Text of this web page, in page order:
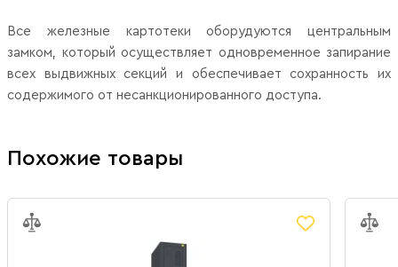
Все железные картотеки оборудуются центральным
замком, который осуществляет одновременное запирание
всех выдвижных секций и обеспечивает сохранность их
содержимого от несанкционированного доступа.
Похожие товары